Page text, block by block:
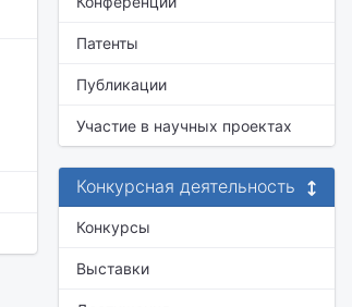
Патенты
Публикации
Участие в научных проектах
Конкурсная деятельность
Конкурсы
Выставки